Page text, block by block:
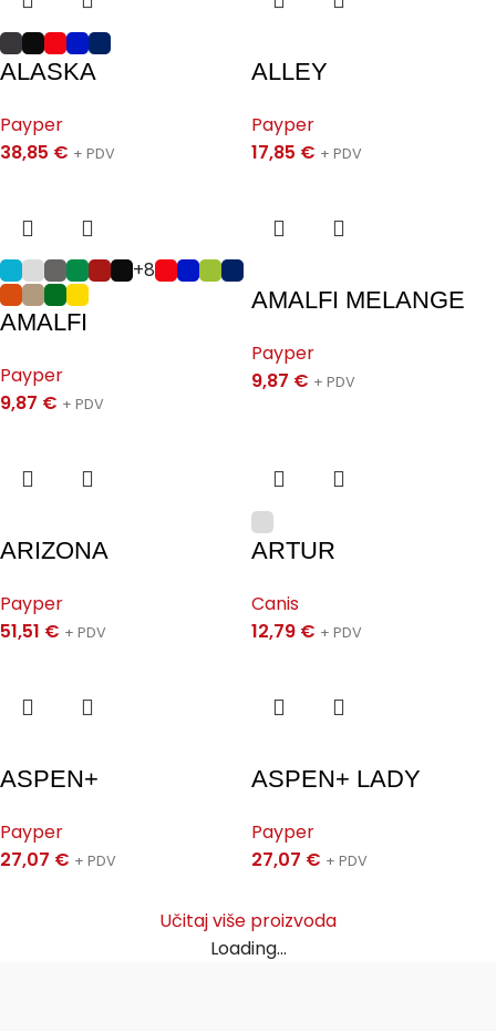
ALASKA
Payper
38,85 € + PDV
ALLEY
Payper
17,85 € + PDV
+8
AMALFI
Payper
9,87 € + PDV
AMALFI MELANGE
Payper
9,87 € + PDV
ARIZONA
Payper
51,51 € + PDV
ARTUR
Canis
12,79 € + PDV
ASPEN+
Payper
27,07 € + PDV
ASPEN+ LADY
Payper
27,07 € + PDV
Učitaj više proizvoda
Loading...